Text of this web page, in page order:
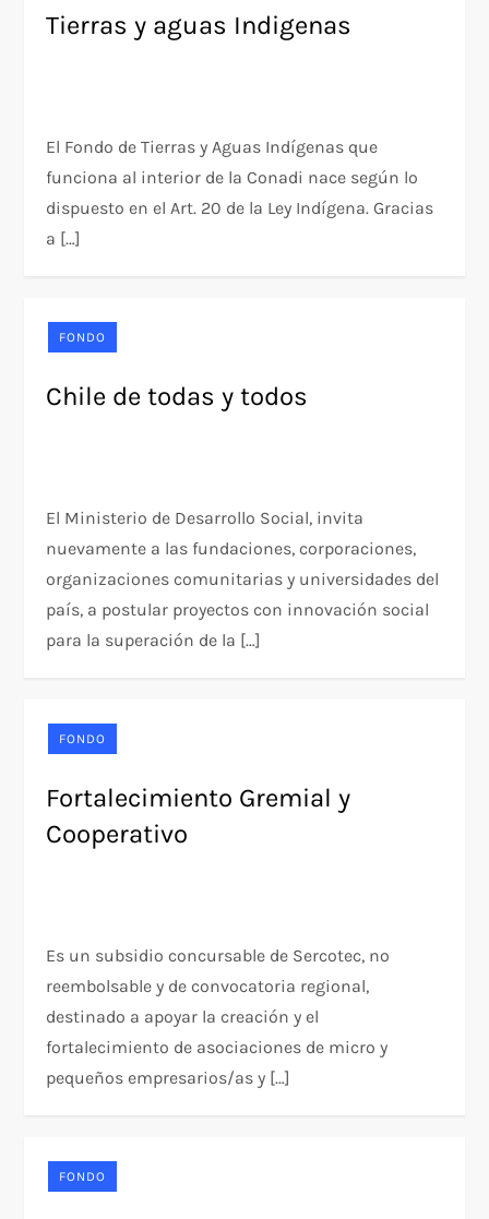
Tierras y aguas Indigenas
El Fondo de Tierras y Aguas Indígenas que
funciona al interior de la Conadi nace según lo
dispuesto en el Art. 20 de la Ley Indígena. Gracias
a […]
FONDO
Chile de todas y todos
El Ministerio de Desarrollo Social, invita
nuevamente a las fundaciones, corporaciones,
organizaciones comunitarias y universidades del
país, a postular proyectos con innovación social
para la superación de la […]
FONDO
Fortalecimiento Gremial y
Cooperativo
Es un subsidio concursable de Sercotec, no
reembolsable y de convocatoria regional,
destinado a apoyar la creación y el
fortalecimiento de asociaciones de micro y
pequeños empresarios/as y […]
FONDO